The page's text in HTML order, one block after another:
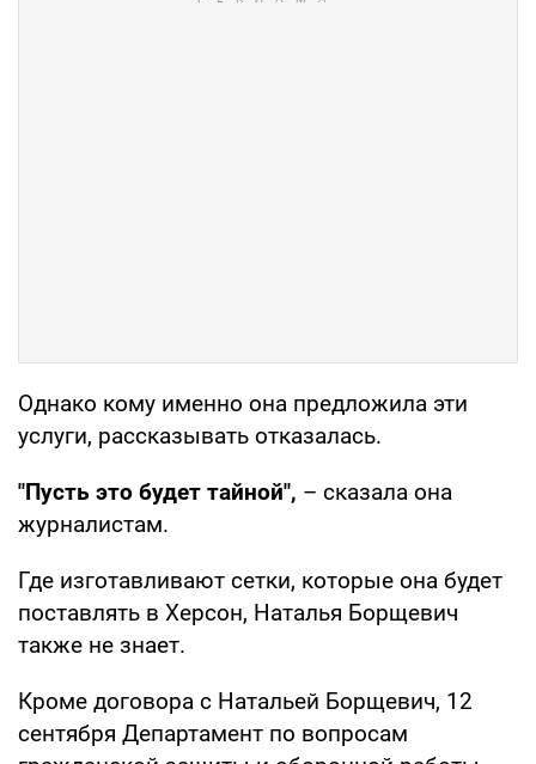
Однако кому именно она предложила эти
услуги, рассказывать отказалась.
"Пусть это будет тайной", – сказала она
журналистам.
Где изготавливают сетки, которые она будет
поставлять в Херсон, Наталья Борщевич
также не знает.
Кроме договора с Натальей Борщевич, 12
сентября Департамент по вопросам